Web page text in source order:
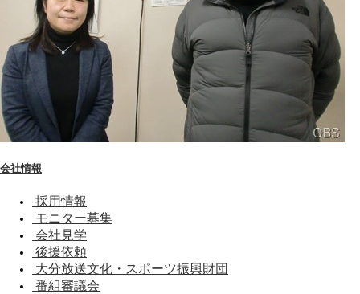
会社情報
採用情報
モニター募集
会社見学
後援依頼
大分放送文化・スポーツ振興財団
番組審議会